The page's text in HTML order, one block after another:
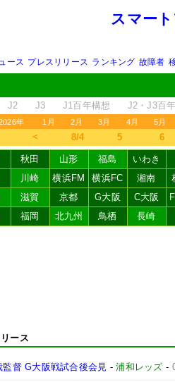
スマー
ース プレスリリース ランキング 故障者
J2 J3 J1百年構想 J2・J3百
年 1月 2月 3月 4月 5月
＜ 8/4 5 6
秋田 山形 福島
いわき
川崎 横浜FM 横浜FC 湘南
滋賀 京都 G大阪 C大阪
福岡 北九州 鳥栖 長崎
ース
監督 G大阪戦試合後会見 -浦和レッズ -